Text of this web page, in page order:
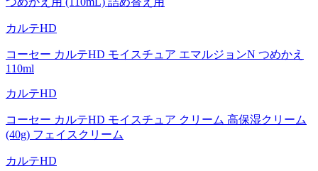
カルテHD
コーセー カルテHD モイスチュア エマルジョンN つめかえ
110ml
カルテHD
コーセー カルテHD モイスチュア クリーム 高保湿クリーム
(40g) フェイスクリーム
カルテHD